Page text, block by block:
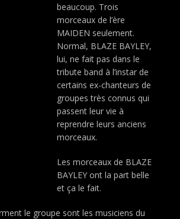
beaucoup. Trois
morceaux de l’ère
MAIDEN seulement.
Normal, BLAZE BAYLEY,
lui, ne fait pas dans le
tribute band à l’instar de
certains ex-chanteurs de
groupes très connus qui
passent leur vie à
reprendre leurs anciens
morceaux.
Les morceaux de BLAZE
BAYLEY ont la part belle
et ça le fait.
le groupe sont les musiciens du